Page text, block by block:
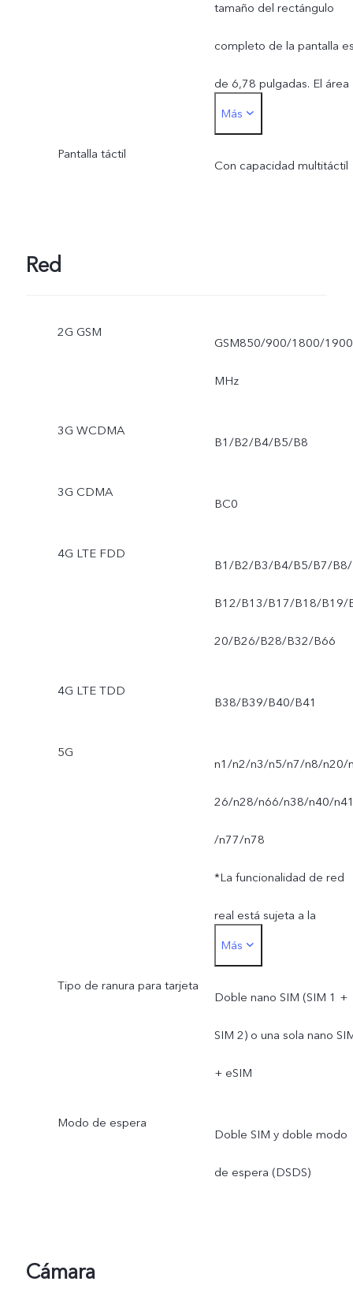
tamaño del rectángulo
completo de la pantalla
de 6,78 pulgadas. El área
de visualización efectiva
ligeramente inferior
Más
Pantalla táctil
Con capacidad multitáctil
Red
2G GSM
GSM850/900/1800/
MHz
3G WCDMA
B1/B2/B4/B5/B8
3G CDMA
BC0
4G LTE FDD
B1/B2/B3/B4/B5/B7/B8/
B12/B13/B17/B18/B19/
20/B26/B28/B32/B66
4G LTE TDD
B38/B39/B40/B41
5G
n1/n2/n3/n5/n7/n8/n20/
26/n28/n66/n38/n40/
/n77/n78
*La funcionalidad de red
real está sujeta a la
disponibilidad de la red
operador, las leyes y
normativas aplicables, el
soporte de infraestructura
del teléfono móvil.
Más
Tipo de ranura para tarjeta
Doble nano SIM (SIM 1 +
SIM 2) o una sola nano
+ eSIM
Modo de espera
Doble SIM y doble modo
de espera (DSDS)
Cámara